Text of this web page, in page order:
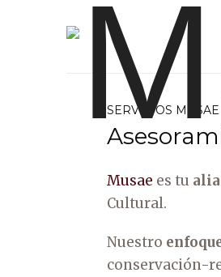
Grupo de Conservación y
SERVICIOS MUSAE
Musae es tu
Cultural.
Nuestro
conservación-